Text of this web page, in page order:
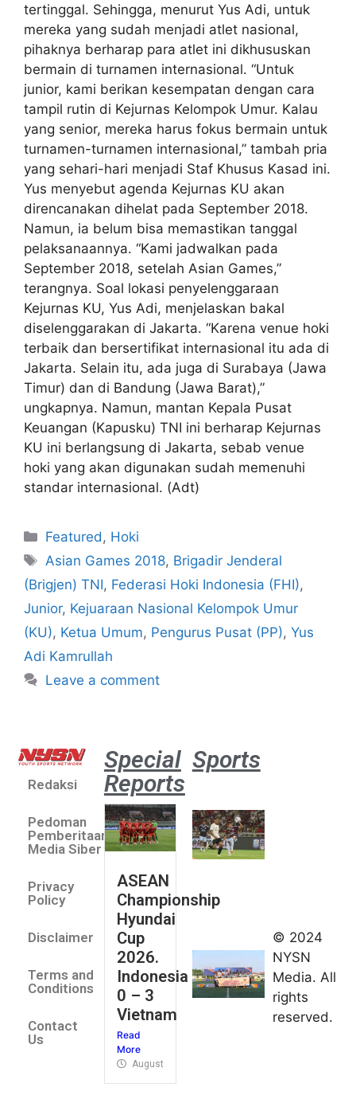
tertinggal. Sehingga, menurut Yus Adi, untuk
mereka yang sudah menjadi atlet nasional,
pihaknya berharap para atlet ini dikhususkan
bermain di turnamen internasional. “Untuk
junior, kami berikan kesempatan dengan cara
tampil rutin di Kejurnas Kelompok Umur. Kalau
yang senior, mereka harus fokus bermain untuk
turnamen-turnamen internasional,” tambah pria
yang sehari-hari menjadi Staf Khusus Kasad ini.
Yus menyebut agenda Kejurnas KU akan
direncanakan dihelat pada September 2018.
Namun, ia belum bisa memastikan tanggal
pelaksanaannya. “Kami jadwalkan pada
September 2018, setelah Asian Games,”
terangnya. Soal lokasi penyelenggaraan
Kejurnas KU, Yus Adi, menjelaskan bakal
diselenggarakan di Jakarta. “Karena venue hoki
terbaik dan bersertifikat internasional itu ada di
Jakarta. Selain itu, ada juga di Surabaya (Jawa
Timur) dan di Bandung (Jawa Barat),”
ungkapnya. Namun, mantan Kepala Pusat
Keuangan (Kapusku) TNI ini berharap Kejurnas
KU ini berlangsung di Jakarta, sebab venue
hoki yang akan digunakan sudah memenuhi
standar internasional. (Adt)
Featured , Hoki
Asian Games 2018, Brigadir Jenderal
(Brigjen) TNI, Federasi Hoki Indonesia (FHI),
Junior, Kejuaraan Nasional Kelompok Umur
(KU), Ketua Umum, Pengurus Pusat (PP), Yus
Adi Kamrullah
Leave a comment
Redaksi
Pedoman
Pemberitaan
Media Siber
Privacy
Policy
Disclaimer
Terms and
Conditions
Contact
Us
Special
Reports
ASEAN
Championship
Hyundai
Cup
2026.
Indonesia
0 – 3
Vietnam
Read
More
August 4, 2026
Sports
umum
Kejurnas
Panahan
Junior di
Kudus
© 2024
NYSN
Media. All
rights
reserved.